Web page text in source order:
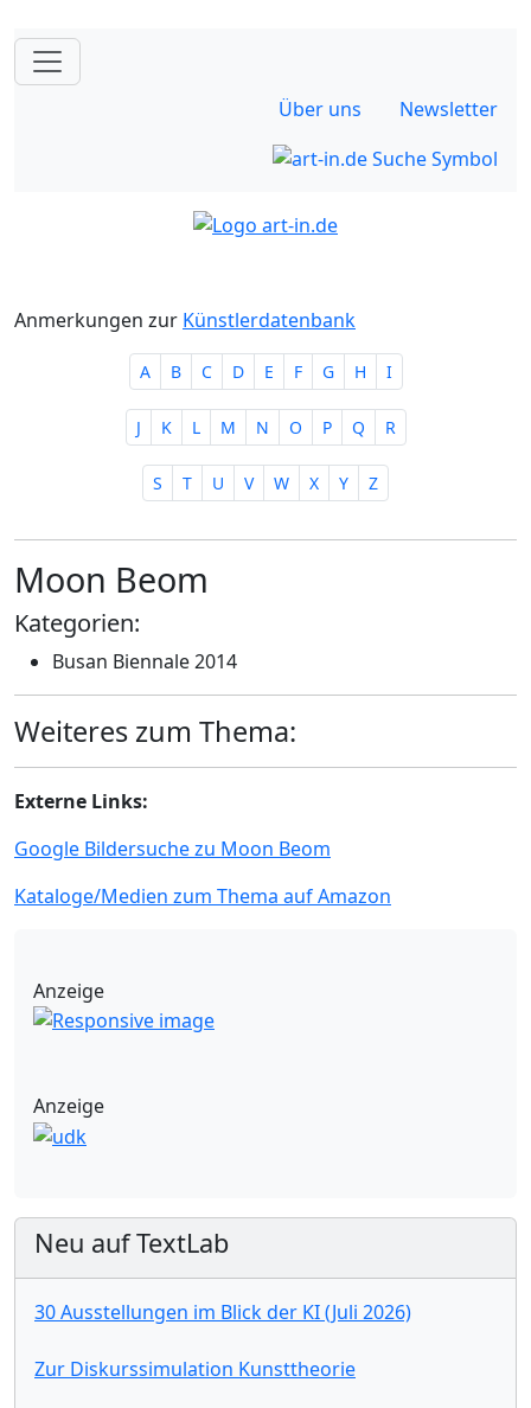
Über uns Newsletter
Anmerkungen zur Künstlerdatenbank
A B C D E F G H I
J K L M N O P Q R
S T U V W X Y Z
Moon Beom
Kategorien:
Busan Biennale 2014
Weiteres zum Thema:
Externe Links:
Google Bildersuche zu Moon Beom
Kataloge/Medien zum Thema auf Amazon
Anzeige
Anzeige
Neu auf TextLab
30 Ausstellungen im Blick der KI (Juli 2026)
Zur Diskurssimulation Kunsttheorie